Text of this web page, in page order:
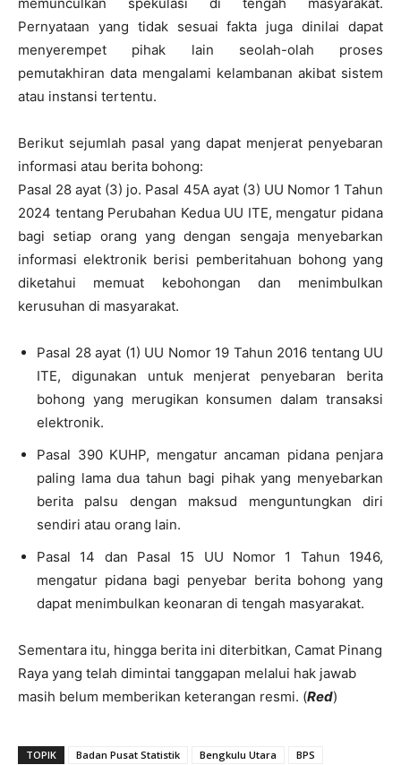
Pernyataan yang tidak sesuai fakta juga dinilai dapat
menyerempet pihak lain seolah-olah proses
pemutakhiran data mengalami kelambanan akibat sistem
atau instansi tertentu.
Berikut sejumlah pasal yang dapat menjerat penyebaran
informasi atau berita bohong:
Pasal 28 ayat (3) jo. Pasal 45A ayat (3) UU Nomor 1 Tahun
2024 tentang Perubahan Kedua UU ITE, mengatur pidana
bagi setiap orang yang dengan sengaja menyebarkan
informasi elektronik berisi pemberitahuan bohong yang
diketahui memuat kebohongan dan menimbulkan
kerusuhan di masyarakat.
Pasal 28 ayat (1) UU Nomor 19 Tahun 2016 tentang UU
ITE, digunakan untuk menjerat penyebaran berita
bohong yang merugikan konsumen dalam transaksi
elektronik.
Pasal 390 KUHP, mengatur ancaman pidana penjara
paling lama dua tahun bagi pihak yang menyebarkan
berita palsu dengan maksud menguntungkan diri
sendiri atau orang lain.
Pasal 14 dan Pasal 15 UU Nomor 1 Tahun 1946,
mengatur pidana bagi penyebar berita bohong yang
dapat menimbulkan keonaran di tengah masyarakat.
Sementara itu, hingga berita ini diterbitkan, Camat Pinang
Raya yang telah dimintai tanggapan melalui hak jawab
masih belum memberikan keterangan resmi. (Red)
TOPIK Badan Pusat Statistik Bengkulu Utara BPS